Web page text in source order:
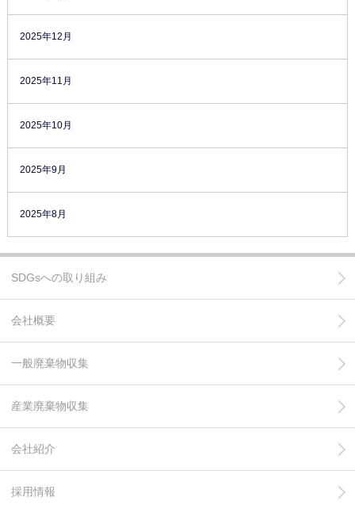
2025年12月
2025年11月
2025年10月
2025年9月
2025年8月
SDGsへの取り組み
会社概要
一般廃棄物収集
産業廃棄物収集
会社紹介
採用情報